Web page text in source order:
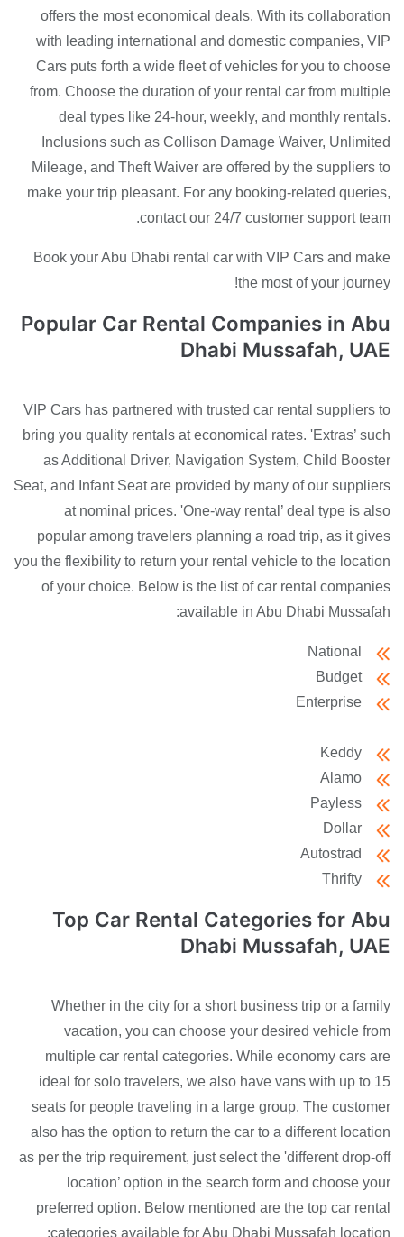
offers the most economical deals. With its collaboration
with leading international and domestic companies, VIP
Cars puts forth a wide fleet of vehicles for you to choose
from. Choose the duration of your rental car from multiple
deal types like 24-hour, weekly, and monthly rentals.
Inclusions such as Collison Damage Waiver, Unlimited
Mileage, and Theft Waiver are offered by the suppliers to
make your trip pleasant. For any booking-related queries,
contact our 24/7 customer support team.
Book your Abu Dhabi rental car with VIP Cars and make
the most of your journey!
Popular Car Rental Companies in Abu
Dhabi Mussafah, UAE
VIP Cars has partnered with trusted car rental suppliers to
bring you quality rentals at economical rates. 'Extras’ such
as Additional Driver, Navigation System, Child Booster
Seat, and Infant Seat are provided by many of our suppliers
at nominal prices. 'One-way rental’ deal type is also
popular among travelers planning a road trip, as it gives
you the flexibility to return your rental vehicle to the location
of your choice. Below is the list of car rental companies
available in Abu Dhabi Mussafah:
National
Budget
Enterprise
Keddy
Alamo
Payless
Dollar
Autostrad
Thrifty
Top Car Rental Categories for Abu
Dhabi Mussafah, UAE
Whether in the city for a short business trip or a family
vacation, you can choose your desired vehicle from
multiple car rental categories. While economy cars are
ideal for solo travelers, we also have vans with up to 15
seats for people traveling in a large group. The customer
also has the option to return the car to a different location
as per the trip requirement, just select the 'different drop-off
location’ option in the search form and choose your
preferred option. Below mentioned are the top car rental
categories available for Abu Dhabi Mussafah location: